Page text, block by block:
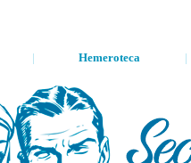
| Hemeroteca |